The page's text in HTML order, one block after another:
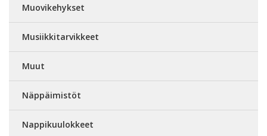
Muovikehykset
Musiikkitarvikkeet
Muut
Näppäimistöt
Nappikuulokkeet